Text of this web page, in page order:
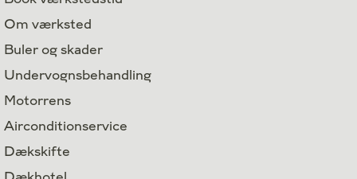
Om værksted
Buler og skader
Undervognsbehandling
Motorrens
Airconditionservice
Dækskifte